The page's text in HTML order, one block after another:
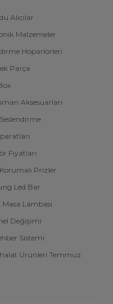
Alıcılar
Malzemeler
Hoparlörleri
Parça
Aksesuarları
Fiyatları
Prizler
Led Bar
Masa Lambası
Değişimi
Sistemi
Ürünleri Temmuz